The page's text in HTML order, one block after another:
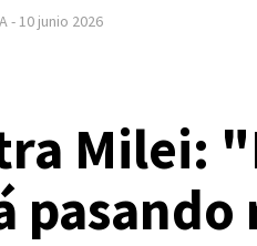
- 10 junio 2026
Milei: